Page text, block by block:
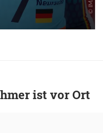
ist vor Ort